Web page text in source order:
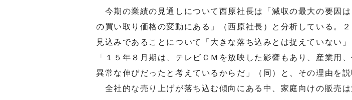
今期の業績の見通しについて西原社長は「減収の最大の要因は
の買い取り価格の変動にある」（西原社長）と分析している。
見込みであることについて「大きな落ち込みとは捉えていない」
「１５年８月期は、テレビＣＭを放映した影響もあり、産業用
異常な伸びだったと考えているからだ」（同）と、その理由を説
全社的な売り上げが落ち込む傾向にある中、家庭向けの販売は